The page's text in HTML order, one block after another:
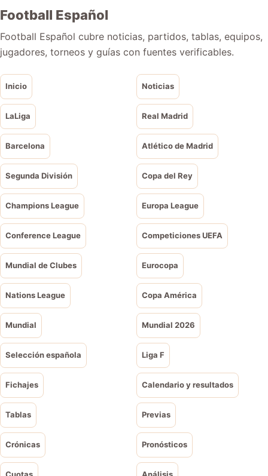
Football Español
Football Español cubre noticias, partidos, tablas, equipos,
jugadores, torneos y guías con fuentes verificables.
Inicio Noticias
LaLiga Real Madrid
Barcelona Atlético de Madrid
Segunda División Copa del Rey
Champions League Europa League
Conference League Competiciones UEFA
Mundial de Clubes Eurocopa
Nations League Copa América
Mundial Mundial 2026
Selección española Liga F
Fichajes Calendario y resultados
Tablas Previas
Crónicas Pronósticos